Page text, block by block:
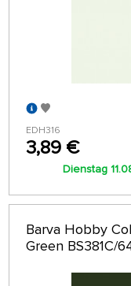
EDH316
3,89 €
Dienstag
Barva Hobby
Green BS381C/